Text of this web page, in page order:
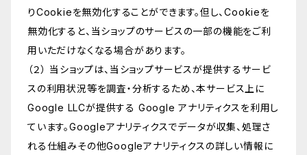
りCookieを無効化することができます。但し、Cookieを
無効化すると、当ショップのサービスの一部の機能をご利
用いただけなくなる場合があります。
（２） 当ショップは、当ショップサービスが提供するサービ
スの利用状況等を調査・分析するため、本サービス上に
Google LLCが提供する Google アナリティクスを利用し
ています。Googleアナリティクスでデータが収集、処理さ
れる仕組みその他Googleアナリティクスの詳しい情報に